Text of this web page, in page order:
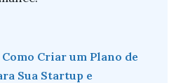
Criar um Plano de
Sua Startup e